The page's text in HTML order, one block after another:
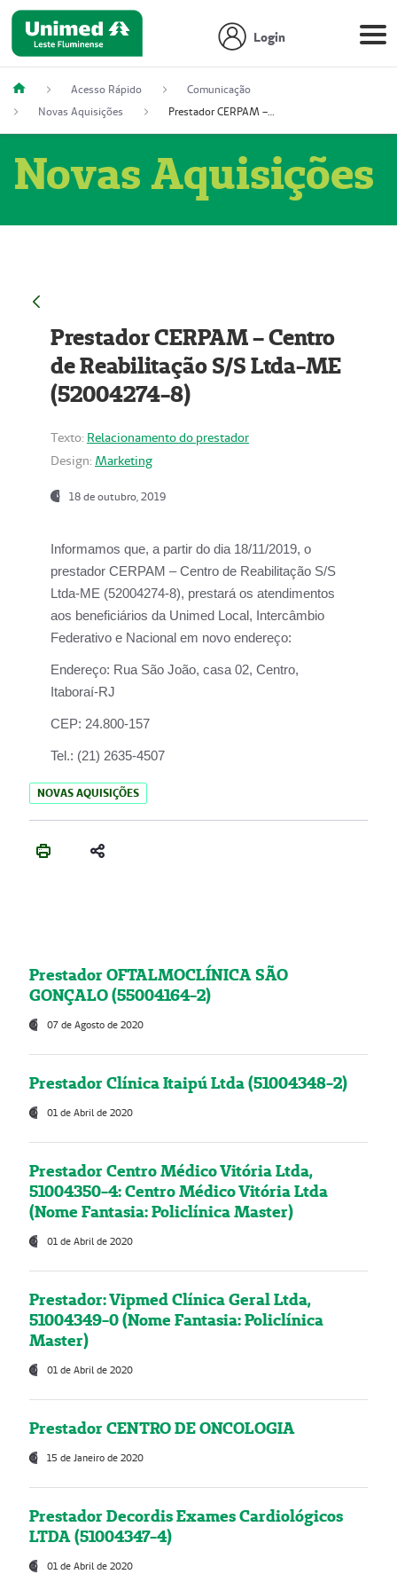
Login
Acesso Rápido
Comunicação
Novas Aquisições
Prestador CERPAM – Centro de Reabilitação S/S Ltda-ME (52004274-8)
Novas Aquisições
Prestador CERPAM – Centro
de Reabilitação S/S Ltda-ME
(52004274-8)
Texto: Relacionamento do prestador
Design: Marketing
18 de outubro, 2019
Informamos que, a partir do dia 18/11/2019, o
prestador CERPAM – Centro de Reabilitação S/S
Ltda-ME (52004274-8), prestará os atendimentos
aos beneficiários da Unimed Local, Intercâmbio
Federativo e Nacional em novo endereço:
Endereço: Rua São João, casa 02, Centro,
Itaboraí-RJ
CEP: 24.800-157
Tel.: (21) 2635-4507
NOVAS AQUISIÇÕES
Prestador OFTALMOCLÍNICA SÃO
GONÇALO (55004164-2)
07 de Agosto de 2020
Prestador Clínica Itaipú Ltda (51004348-2)
01 de Abril de 2020
Prestador Centro Médico Vitória Ltda,
51004350-4: Centro Médico Vitória Ltda
(Nome Fantasia: Policlínica Master)
01 de Abril de 2020
Prestador: Vipmed Clínica Geral Ltda,
51004349-0 (Nome Fantasia: Policlínica
Master)
01 de Abril de 2020
Prestador CENTRO DE ONCOLOGIA
15 de Janeiro de 2020
Prestador Decordis Exames Cardiológicos
LTDA (51004347-4)
01 de Abril de 2020